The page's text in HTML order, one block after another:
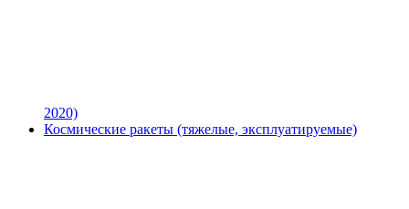
2020)
Космические ракеты (тяжелые, эксплуатируемые)